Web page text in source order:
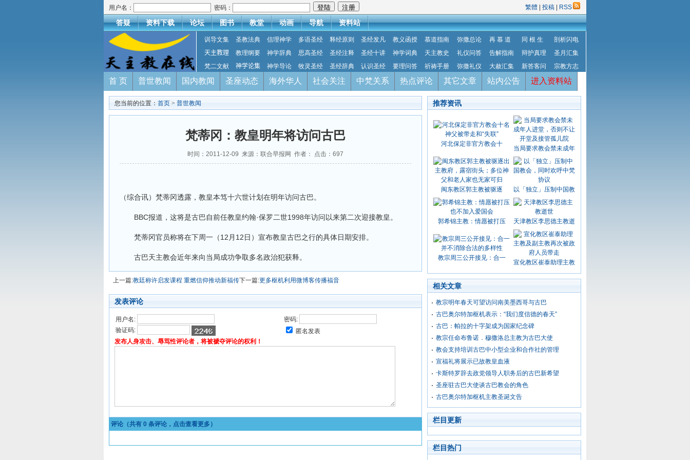
用户名： 密码： 繁體 投稿 RSS
答疑 资料下载 论坛 图书 教堂 动画 导航 资料站
训导文集 圣教法典 信理神学 多语圣经 释经原则 圣经发凡 教义函授 慕道指南 弥撒总论 再 慕 道 同 根 生
剖析闪电
天主教理
教理纲要 神学辞典 思高圣经 圣经注释 圣经十讲 神学词典 天主教史 礼仪问答 告解指南 辩护真理
圣月汇集
梵二文献
神学论集 神学导论 牧灵圣经 圣经辞典 认识圣经 要理问答 祈祷手册 弥撒礼仪 大赦汇集 新答客问 宗教方志
首 页 普世教闻 国内教闻 圣座动态 海外华人 社会关注 中梵关系 热点评论 其它文章 站内公告 进入资料站
您当前的位置： 首页 > 普世教闻
梵蒂冈：教皇明年将访问古巴
时间：2011-12-09 来源：联合早报网 作者： 点击： 697
（综合讯）梵蒂冈透露，教皇本笃十六世计划在明年访问古巴。
BBC报道，这将是古巴自前任教皇约翰·保罗二世1998年访问以来第二次迎接教皇。
梵蒂冈官员称将在下周一（12月12日）宣布教皇古巴之行的具体日期安排。
古巴天主教会近年来向当局成功争取多名政治犯获释。
上一篇:教廷称许启发课程 重燃信仰推动新福传下一篇:更多枢机利用微博客传播福音
发表评论
用户名:
密码:
验证码:
匿名发表
发布人身攻击、辱骂性评论者，将被褫夺评论的权利！
评论（共有 0 条评论，点击查看更多）
推荐资讯
河北保定非官方教会十
当局要求教会禁未成年
闽东教区郭主教被驱逐 以「独立」压制中国教
郭希锦主教：情愿被打压 天津教区李思德主教逝
教宗周三公开接见：合一
宣化教区崔泰助理主教
相关文章
教宗明年春天可望访问南美墨西哥与古巴
古巴奥尔特加枢机表示：“我们度信德的春天”
古巴：帕拉的十字架成为国家纪念碑
教宗任命布鲁诺．穆撒洛总主教为古巴大使
教会支持培训古巴中小型企业和合作社的管理
宣福礼将展示已故教皇血液
卡斯特罗辞去政党领导人职务后的古巴新希望
圣座驻古巴大使谈古巴教会的角色
古巴奥尔特加枢机主教圣诞文告
栏目更新
栏目热门